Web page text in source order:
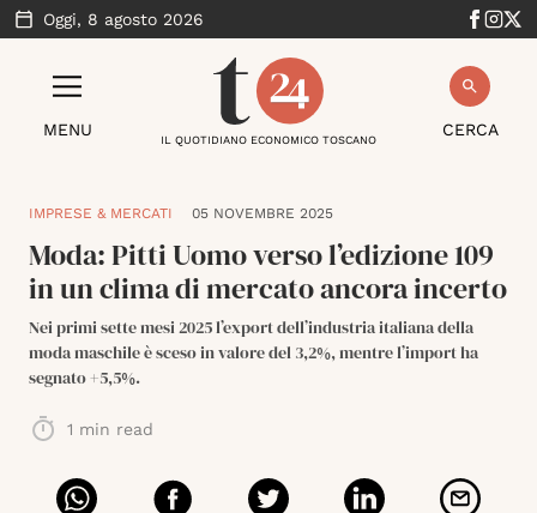
Oggi, 8 agosto 2026
MENU CERCA
IL QUOTIDIANO ECONOMICO TOSCANO
IMPRESE & MERCATI 05 NOVEMBRE 2025
Moda: Pitti Uomo verso l’edizione 109
in un clima di mercato ancora incerto
Nei primi sette mesi 2025 l’export dell’industria italiana della
moda maschile è sceso in valore del 3,2%, mentre l’import ha
segnato +5,5%.
1 min read